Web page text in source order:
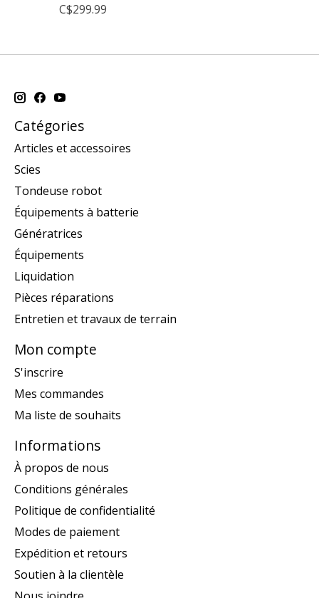
C$299.99
Catégories
Articles et accessoires
Scies
Tondeuse robot
Équipements à batterie
Génératrices
Équipements
Liquidation
Pièces réparations
Entretien et travaux de terrain
Mon compte
S'inscrire
Mes commandes
Ma liste de souhaits
Informations
À propos de nous
Conditions générales
Politique de confidentialité
Modes de paiement
Expédition et retours
Soutien à la clientèle